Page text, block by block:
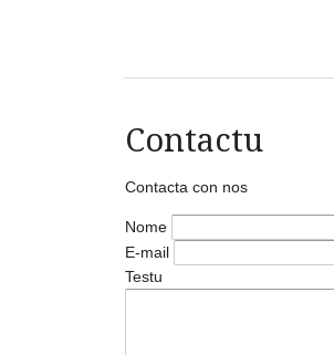
Contactu
Contacta con nos
Nome
E-mail
Testu